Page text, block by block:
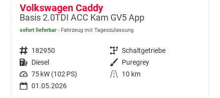
Volkswagen Caddy
Basis 2.0TDI ACC Kam GV5 App
sofort lieferbar Fahrzeug mit Tageszulassung
Fahrzeugnr. 182950 Getriebe Schaltgetriebe
Kraftstoff Diesel Außenfarbe Puregrey
Leistung 75 kW (102 PS) Kilometerstand
10 km
01.05.2026